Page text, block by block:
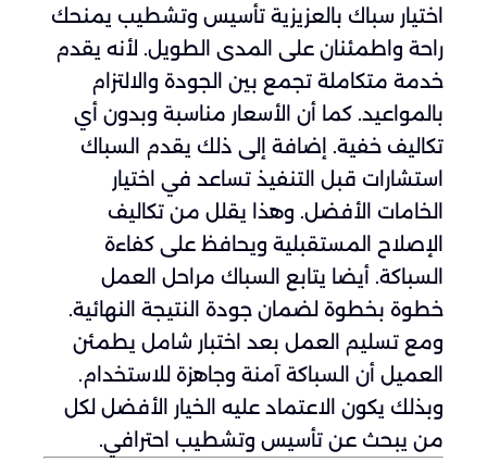
اختيار سباك بالعزيزية تأسيس وتشطيب يمنحك
راحة واطمئنان على المدى الطويل. لأنه يقدم
خدمة متكاملة تجمع بين الجودة والالتزام
بالمواعيد. كما أن الأسعار مناسبة وبدون أي
تكاليف خفية. إضافة إلى ذلك يقدم السباك
استشارات قبل التنفيذ تساعد في اختيار
الخامات الأفضل. وهذا يقلل من تكاليف
الإصلاح المستقبلية ويحافظ على كفاءة
السباكة. أيضا يتابع السباك مراحل العمل
خطوة بخطوة لضمان جودة النتيجة النهائية.
ومع تسليم العمل بعد اختبار شامل يطمئن
العميل أن السباكة آمنة وجاهزة للاستخدام.
وبذلك يكون الاعتماد عليه الخيار الأفضل لكل
من يبحث عن تأسيس وتشطيب احترافي.